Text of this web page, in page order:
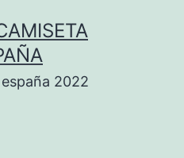
2022